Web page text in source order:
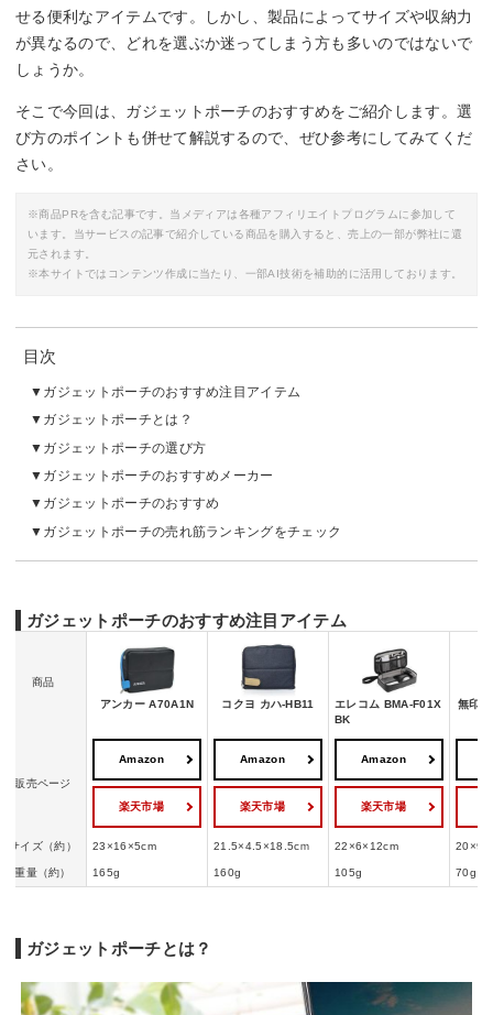
せる便利なアイテムです。しかし、製品によってサイズや収納力
が異なるので、どれを選ぶか迷ってしまう方も多いのではないで
しょうか。
そこで今回は、ガジェットポーチのおすすめをご紹介します。選
び方のポイントも併せて解説するので、ぜひ参考にしてみてくだ
さい。
※商品PRを含む記事です。当メディアは各種アフィリエイトプログラムに参加して
います。当サービスの記事で紹介している商品を購入すると、売上の一部が弊社に還
元されます。
※本サイトではコンテンツ作成に当たり、一部AI技術を補助的に活用しております。
目次
ガジェットポーチのおすすめ注目アイテム
ガジェットポーチとは？
ガジェットポーチの選び方
ガジェットポーチのおすすめメーカー
ガジェットポーチのおすすめ
ガジェットポーチの売れ筋ランキングをチェック
ガジェットポーチのおすすめ注目アイテム
商品
アンカー A70A1N
コクヨ カハ-HB11
エレコム BMA-F01X
BK
無印
販売ページ
Amazon
楽天市場
Amazon
楽天市場
Amazon
楽天市場
サイズ（約） 23×16×5cm 21.5×4.5×18.5cｍ 22×6×12cm
重量（約） 165g 160g 105g 70g
ガジェットポーチとは？